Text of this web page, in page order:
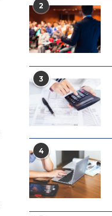
2
3
4